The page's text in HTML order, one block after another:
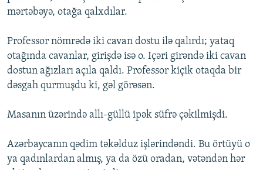
mərtəbəyə, otağa qalxdılar.
Professor nömrədə iki cavan dostu ilə qalırdı; yataq
otağında cavanlar, girişdə isə o. Içəri girəndə iki cavan
dostun ağızları açıla qaldı. Professor kiçik otaqda bir
dəsgah qurmuşdu ki, gəl görəsən.
Masanın üzərində allı-güllü ipək süfrə çəkilmişdi.
Azərbaycanın qədim təkəlduz işlərindəndi. Bu örtüyü o
ya qadınlardan almış, ya da özü oradan, vətəndən hər